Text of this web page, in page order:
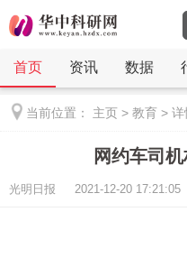
首页 资讯 数据
当前位置： 主页 > 教育 > 详
网约车司
光明日报 2021-12-20 17:21:05